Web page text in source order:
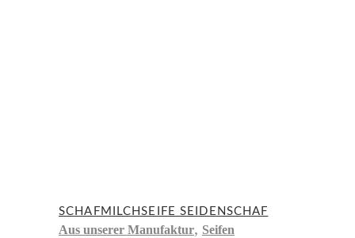
SCHAFMILCHSEIFE SEIDENSCHAF
Aus unserer Manufaktur, Seifen